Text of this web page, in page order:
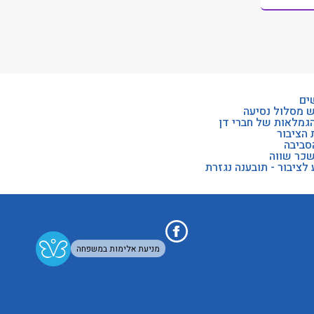
מסלול נסיעה
של חברי דן
הציבור
שווה
לציבור - תובענה נגזרת
מניעת אלימות במשפחה